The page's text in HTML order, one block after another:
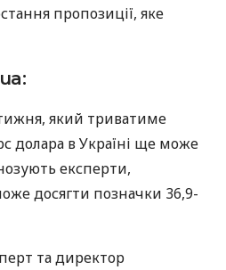
пропозиції, яке
який триватиме
долара в Україні ще може
експерти,
досягти позначки 36,9-
та директор